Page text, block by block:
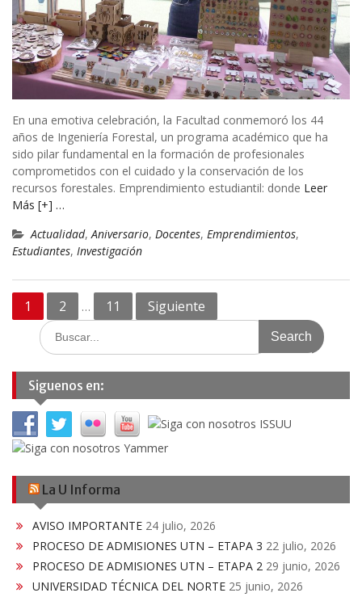
En una emotiva celebración, la Facultad conmemoró los 44
años de Ingeniería Forestal, un programa académico que ha
sido pilar fundamental en la formación de profesionales
comprometidos con el cuidado y la conservación de los
recursos forestales. Emprendimiento estudiantil: donde Leer
Más [+] …
Actualidad, Aniversario, Docentes, Emprendimientos,
Estudiantes, Investigación
Navegación
entradas
1 2 … 11 Siguiente
Search
for:
Siguenos en:
La U Informa
AVISO IMPORTANTE 24 julio, 2026
PROCESO DE ADMISIONES UTN – ETAPA 3 22 julio, 2026
PROCESO DE ADMISIONES UTN – ETAPA 2 29 junio, 2026
UNIVERSIDAD TÉCNICA DEL NORTE 25 junio, 2026